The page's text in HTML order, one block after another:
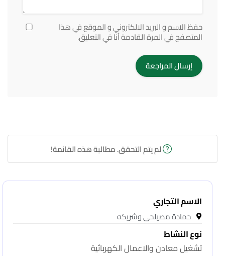
حفظ الاسم و البريد الالكتروني و الموقع في هذا
المتصفح في المرة القادمة أنا في التعليق.
لم يتم التحقق. مطالبة هذه القائمة!
الاسم التجاري
حمادة مصيلحى وشريكه
نوع النشاط
تشغيل معادن والاعمال الكهربائية